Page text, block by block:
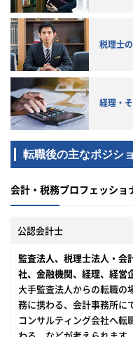
税理士
経理・
転職後の主なポジシ
会計・税務プロフェッショ
公認会計士
監査法人、税理士法人・会
社、金融機関、経理、経営
大手監査法人からの転職の
務に携わる、会計事務所に
コンサルティング会社へ転